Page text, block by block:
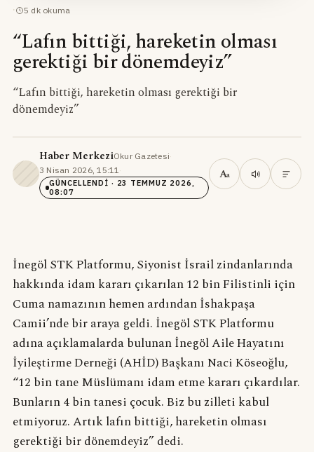
· 5 dk okuma
“Lafın bittiği, hareketin olması
gerektiği bir dönemdeyiz”
“Lafın bittiği, hareketin olması gerektiği bir
dönemdeyiz”
Haber MerkeziOkur Gazetesi·
3 Nisan 2026, 15:11·
GÜNCELLENDI · 23 TEMMUZ 2026,
08:07
Aa
İnegöl STK Platformu, Siyonist İsrail zindanlarında
hakkında idam kararı çıkarılan 12 bin Filistinli için
Cuma namazının hemen ardından İshakpaşa
Camii’nde bir araya geldi. İnegöl STK Platformu
adına açıklamalarda bulunan İnegöl Aile Hayatını
İyileştirme Derneği (AHİD) Başkanı Naci Köseoğlu,
“12 bin tane Müslümanı idam etme kararı çıkardılar.
Bunların 4 bin tanesi çocuk. Biz bu zilleti kabul
etmiyoruz. Artık lafın bittiği, hareketin olması
gerektiği bir dönemdeyiz” dedi.